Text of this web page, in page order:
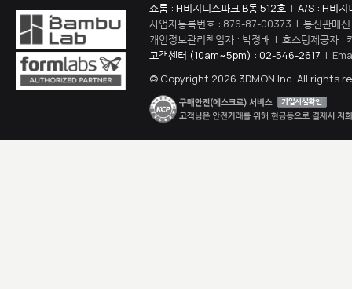
쇼룸 : H비지니스파크 B동 512호 | A/S : H비지
사업자등록번호 : 876-87-00373 | 통신판매
개인정보관리책임자 : 박정배 | 호스팅제공자 :
고객센터 (10am~5pm) : 02-546-2617 |
© Copyright 2026 3DMON Inc. All rights